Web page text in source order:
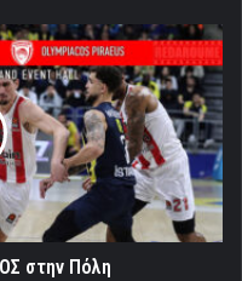
στην Πόλη